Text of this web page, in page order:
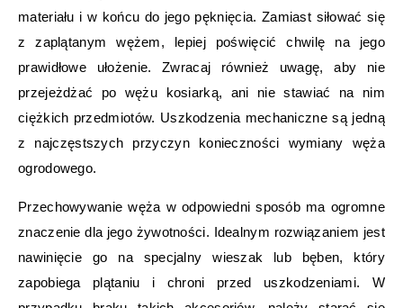
materiału i w końcu do jego pęknięcia. Zamiast siłować się
z zaplątanym wężem, lepiej poświęcić chwilę na jego
prawidłowe ułożenie. Zwracaj również uwagę, aby nie
przejeżdżać po wężu kosiarką, ani nie stawiać na nim
ciężkich przedmiotów. Uszkodzenia mechaniczne są jedną
z najczęstszych przyczyn konieczności wymiany węża
ogrodowego.
Przechowywanie węża w odpowiedni sposób ma ogromne
znaczenie dla jego żywotności. Idealnym rozwiązaniem jest
nawinięcie go na specjalny wieszak lub bęben, który
zapobiega plątaniu i chroni przed uszkodzeniami. W